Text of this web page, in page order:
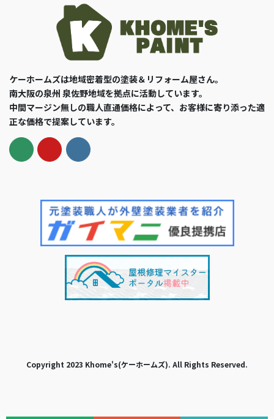
ケーホームズは地域密着型の塗装＆リフォーム屋さん。
南大阪の泉州 泉佐野地域を拠点に活動しています。
中間マージン無しの職人直通価格によって、お客様に寄り添った適
正な価格で提案しています。
Copyright 2023 Khome's(ケーホームズ). All Rights Reserved.